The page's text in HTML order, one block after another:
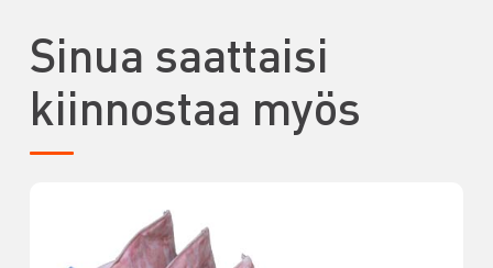
Sinua saattaisi
kiinnostaa myös